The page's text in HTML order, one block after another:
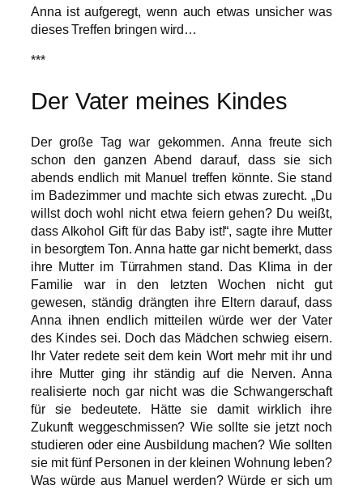
Anna ist aufgeregt, wenn auch etwas unsicher was
dieses Treffen bringen wird…
***
Der Vater meines Kindes
Der große Tag war gekommen. Anna freute sich
schon den ganzen Abend darauf, dass sie sich
abends endlich mit Manuel treffen könnte. Sie stand
im Badezimmer und machte sich etwas zurecht. „Du
willst doch wohl nicht etwa feiern gehen? Du weißt,
dass Alkohol Gift für das Baby ist!“, sagte ihre Mutter
in besorgtem Ton. Anna hatte gar nicht bemerkt, dass
ihre Mutter im Türrahmen stand. Das Klima in der
Familie war in den letzten Wochen nicht gut
gewesen, ständig drängten ihre Eltern darauf, dass
Anna ihnen endlich mitteilen würde wer der Vater
des Kindes sei. Doch das Mädchen schwieg eisern.
Ihr Vater redete seit dem kein Wort mehr mit ihr und
ihre Mutter ging ihr ständig auf die Nerven. Anna
realisierte noch gar nicht was die Schwangerschaft
für sie bedeutete. Hätte sie damit wirklich ihre
Zukunft weggeschmissen? Wie sollte sie jetzt noch
studieren oder eine Ausbildung machen? Wie sollten
sie mit fünf Personen in der kleinen Wohnung leben?
Was würde aus Manuel werden? Würde er sich um